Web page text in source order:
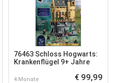
76463 Schloss Hogwarts:
Krankenflügel 9+ Jahre
4 Monate € 99,99